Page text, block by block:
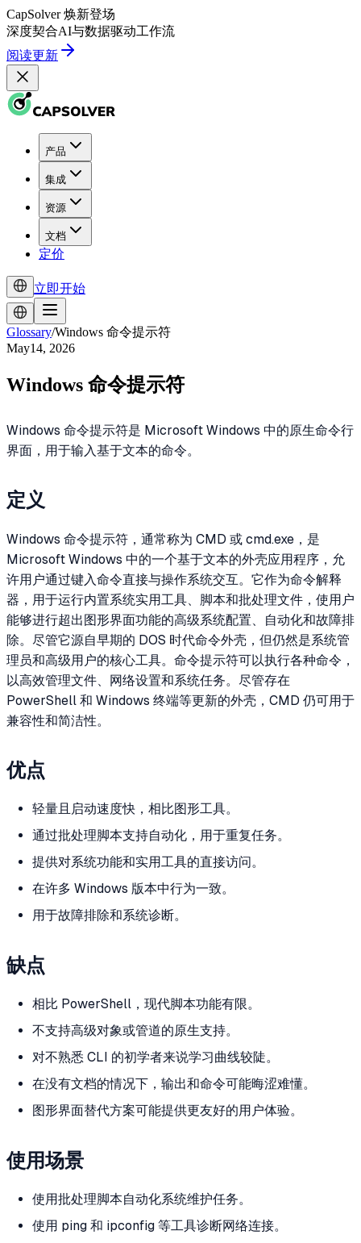
CapSolver 焕新登场
深度契合AI与数据驱动工作流
阅读更新
产品
集成
资源
文档
定价
立即开始
Glossary/Windows 命令提示符
May14, 2026
Windows 命令提示符
Windows 命令提示符是 Microsoft Windows 中的原生命令行
界面，用于输入基于文本的命令。
定义
Windows 命令提示符，通常称为 CMD 或 cmd.exe，是
Microsoft Windows 中的一个基于文本的外壳应用程序，允
许用户通过键入命令直接与操作系统交互。它作为命令解释
器，用于运行内置系统实用工具、脚本和批处理文件，使用户
能够进行超出图形界面功能的高级系统配置、自动化和故障排
除。尽管它源自早期的 DOS 时代命令外壳，但仍然是系统管
理员和高级用户的核心工具。命令提示符可以执行各种命令，
以高效管理文件、网络设置和系统任务。尽管存在
PowerShell 和 Windows 终端等更新的外壳，CMD 仍可用于
兼容性和简洁性。
优点
轻量且启动速度快，相比图形工具。
通过批处理脚本支持自动化，用于重复任务。
提供对系统功能和实用工具的直接访问。
在许多 Windows 版本中行为一致。
用于故障排除和系统诊断。
缺点
相比 PowerShell，现代脚本功能有限。
不支持高级对象或管道的原生支持。
对不熟悉 CLI 的初学者来说学习曲线较陡。
在没有文档的情况下，输出和命令可能晦涩难懂。
图形界面替代方案可能提供更友好的用户体验。
使用场景
使用批处理脚本自动化系统维护任务。
使用 ping 和 ipconfig 等工具诊断网络连接。